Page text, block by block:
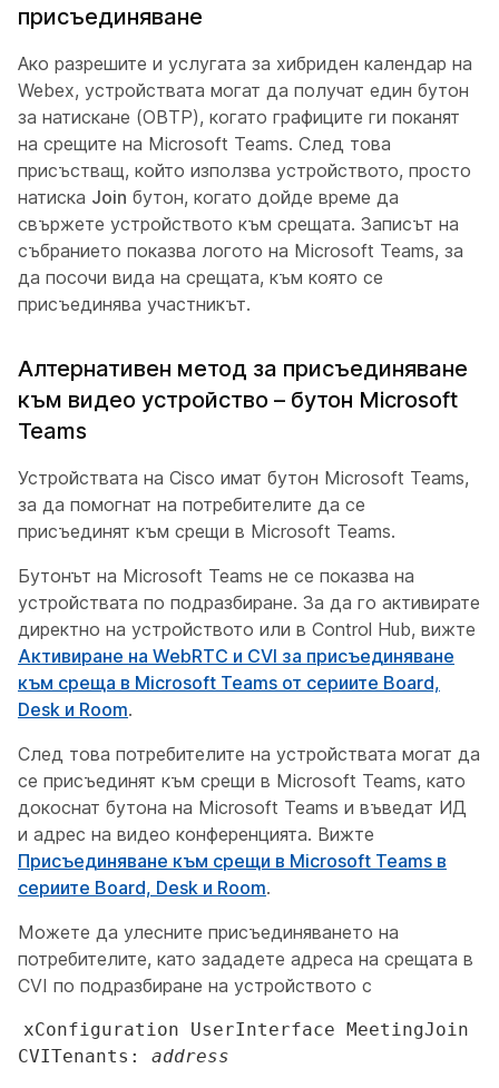
присъединяване
Ако разрешите и услугата за хибриден календар на
Webex, устройствата могат да получат един бутон
за натискане (OBTP), когато графиците ги поканят
на срещите на Microsoft Teams. След това
присъстващ, който използва устройството, просто
натиска Join бутон, когато дойде време да
свържете устройството към срещата. Записът на
събранието показва логото на Microsoft Teams, за
да посочи вида на срещата, към която се
присъединява участникът.
Алтернативен метод за присъединяване
към видео устройство – бутон Microsoft
Teams
Устройствата на Cisco имат бутон Microsoft Teams,
за да помогнат на потребителите да се
присъединят към срещи в Microsoft Teams.
Бутонът на Microsoft Teams не се показва на
устройствата по подразбиране. За да го активирате
директно на устройството или в Control Hub, вижте
Активиране на WebRTC и CVI за присъединяване
към среща в Microsoft Teams от сериите Board,
Desk и Room.
След това потребителите на устройствата могат да
се присъединят към срещи в Microsoft Teams, като
докоснат бутона на Microsoft Teams и въведат ИД
и адрес на видео конференцията. Вижте
Присъединяване към срещи в Microsoft Teams в
сериите Board, Desk и Room.
Можете да улесните присъединяването на
потребителите, като зададете адреса на срещата в
CVI по подразбиране на устройството с
xConfiguration UserInterface MeetingJoin
CVITenants: address